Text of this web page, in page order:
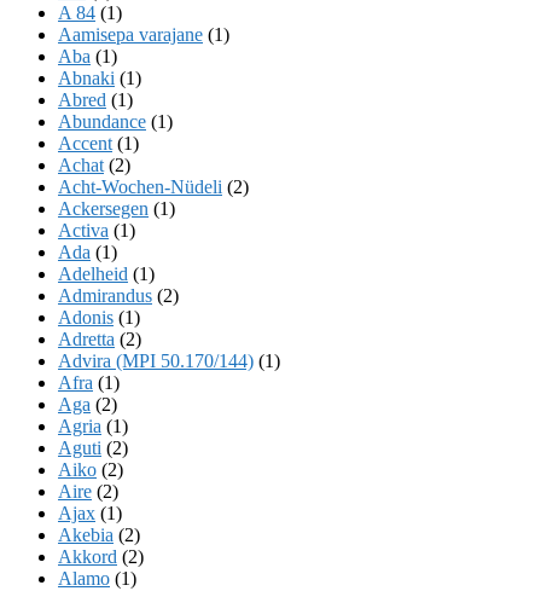
A 84 (1)
Aamisepa varajane (1)
Aba (1)
Abnaki (1)
Abred (1)
Abundance (1)
Accent (1)
Achat (2)
Acht-Wochen-Nüdeli (2)
Ackersegen (1)
Activa (1)
Ada (1)
Adelheid (1)
Admirandus (2)
Adonis (1)
Adretta (2)
Advira (MPI 50.170/144) (1)
Afra (1)
Aga (2)
Agria (1)
Aguti (2)
Aiko (2)
Aire (2)
Ajax (1)
Akebia (2)
Akkord (2)
Alamo (1)